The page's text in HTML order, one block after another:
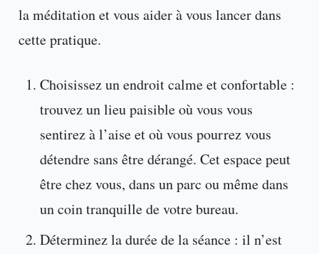
la méditation et vous aider à vous lancer dans
cette pratique.
Choisissez un endroit calme et confortable :
trouvez un lieu paisible où vous vous
sentirez à l’aise et où vous pourrez vous
détendre sans être dérangé. Cet espace peut
être chez vous, dans un parc ou même dans
un coin tranquille de votre bureau.
Déterminez la durée de la séance : il n’est